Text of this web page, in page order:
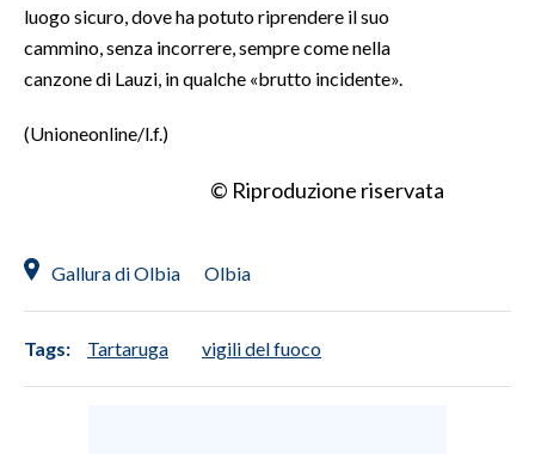
NECROLOGI
luogo sicuro, dove ha potuto riprendere il suo
cammino, senza incorrere, sempre come nella
canzone di Lauzi, in qualche «brutto incidente».
(Unioneonline/l.f.)
© Riproduzione riservata
Gallura di Olbia Olbia
Tags: Tartaruga vigili del fuoco